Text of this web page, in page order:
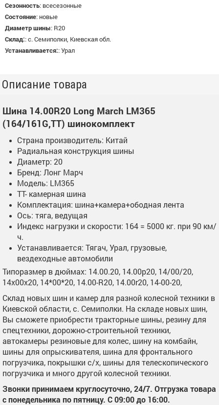
Сезонность: всесезонные
Состояние: новые
Диаметр шины: R20
Склад::с. Семиполки, Киевская обл.
Устанавливается::Урал
Описание товара
Шина 14.00R20 Long March LM365
(164/161G,TT) шинокомплект
Страна производитель: Китай
Радиальная конструкция шины
Диаметр: 20
Бренд: Лонг Марч
Модель: LM365
ТТ- камерная шина
Комплектация: шина+камера+ободная лента
Ось: тяга, ведущая
Индекс нагрузки и скорости: 164 = 5000 кг. при 90 км/
ч.
Устанавливается: Тягач, Урал, грузовые,
вездеходные автомобили
Типоразмер в дюймах: 14.00.20, 14.00р20, 14/00/20,
14х00х20, 14*00*20, 14.00-R20, 14.00r20, 14-00-20,
Склад новых шин и камер для разной колесной техники в
Киевской области, с. Семиполки. На складе новых шин,
Вы сможете приобрести тракторные шины, резину для
спецтехники, дорожно-строительной техники,
автокамеры резиновые для колес, шину на комбайн,
шины для опрыскивателя, шина для фронтального
погрузчика, покрышки с/х, шины для телескопического
погрузчика и много другой колесной техники.
Звонки принимаем круглосуточно, 24/7. Отгрузка товара
с понедельника по пятницу. С 09:00 до 16:00.